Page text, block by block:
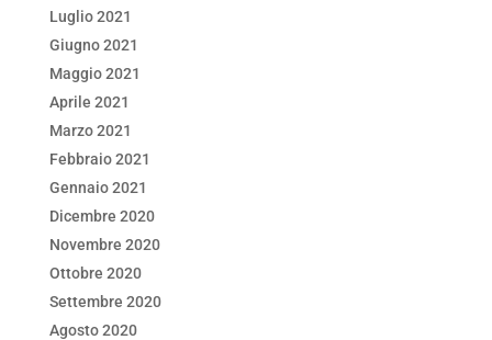
Luglio 2021
Giugno 2021
Maggio 2021
Aprile 2021
Marzo 2021
Febbraio 2021
Gennaio 2021
Dicembre 2020
Novembre 2020
Ottobre 2020
Settembre 2020
Agosto 2020